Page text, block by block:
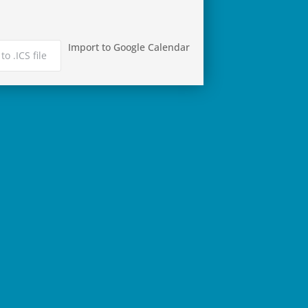
.ICS file
Import to Google Calendar